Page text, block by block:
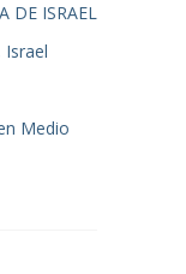
DE ISRAEL
Medio